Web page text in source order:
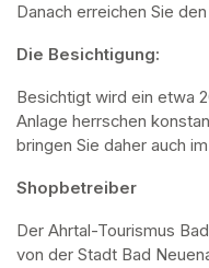
Danach erreichen Sie
Die Besichtigung:
Besichtigt wird ein etwa
Anlage herrschen
bringen Sie daher auch
Shopbetreiber
Der Ahrtal-Tourismus
von der Stadt Bad